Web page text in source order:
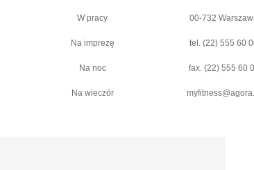
W pracy
Na imprezę
Na noc
Na wieczór
00-732
tel. (22) 555 60
fax. (22) 555 60